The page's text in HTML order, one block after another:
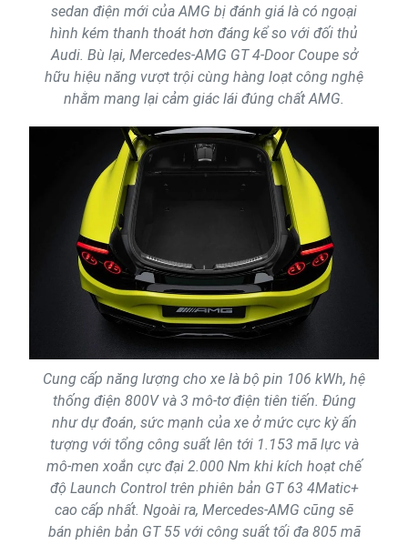
sedan điện mới của AMG bị đánh giá là có ngoại
hình kém thanh thoát hơn đáng kể so với đối thủ
Audi. Bù lại, Mercedes-AMG GT 4-Door Coupe sở
hữu hiệu năng vượt trội cùng hàng loạt công nghệ
nhằm mang lại cảm giác lái đúng chất AMG.
Cung cấp năng lượng cho xe là bộ pin 106 kWh, hệ
thống điện 800V và 3 mô-tơ điện tiên tiến. Đúng
như dự đoán, sức mạnh của xe ở mức cực kỳ ấn
tượng với tổng công suất lên tới 1.153 mã lực và
mô-men xoắn cực đại 2.000 Nm khi kích hoạt chế
độ Launch Control trên phiên bản GT 63 4Matic+
cao cấp nhất. Ngoài ra, Mercedes-AMG cũng sẽ
bán phiên bản GT 55 với công suất tối đa 805 mã